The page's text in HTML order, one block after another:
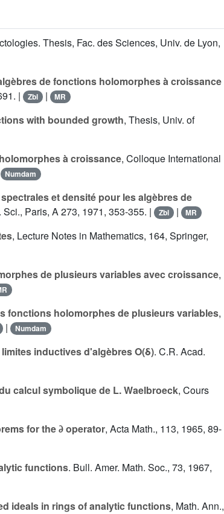
Thesis, Fac. des Sciences, Univ. de Lyon,
de fonctions holomorphes à croissance
| Zbl | MR
with bounded growth, Thesis, Univ. of
à croissance, Colloque International
Numdam
et densité pour les algèbres de
Sci., Paris, A 273, 1971, 353-355. | Zbl | MR
, Lecture Notes in Mathematics, 164, Springer,
de plusieurs variables avec croissance,
fonctions holomorphes de plusieurs variables,
| Numdam
inductives d'algèbres O(δ). C.R. Acad.
calcul symbolique de L. Waelbroeck, Cours
for the ∂ operator, Acta Math., 113, 1965, 89-
functions. Bull. Amer. Math. Soc., 73, 1967,
ideals in rings of analytic functions, Math. Ann.,